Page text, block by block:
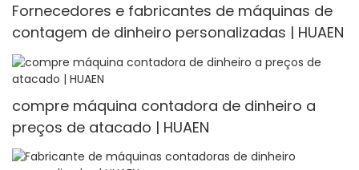
Fornecedores e fabricantes de máquinas de
contagem de dinheiro personalizadas | HUAEN
compre máquina contadora de dinheiro a
preços de atacado | HUAEN